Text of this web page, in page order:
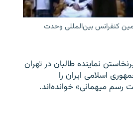
کنفرانس بین‌المللی وحدت
نماینده طالبان در تهران
اسلامی ایران را
رسم میهمانی» خوانده‌اند.